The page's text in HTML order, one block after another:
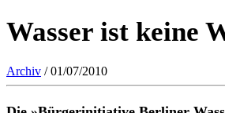
Wasser ist keine
Archiv / 01/07/2010